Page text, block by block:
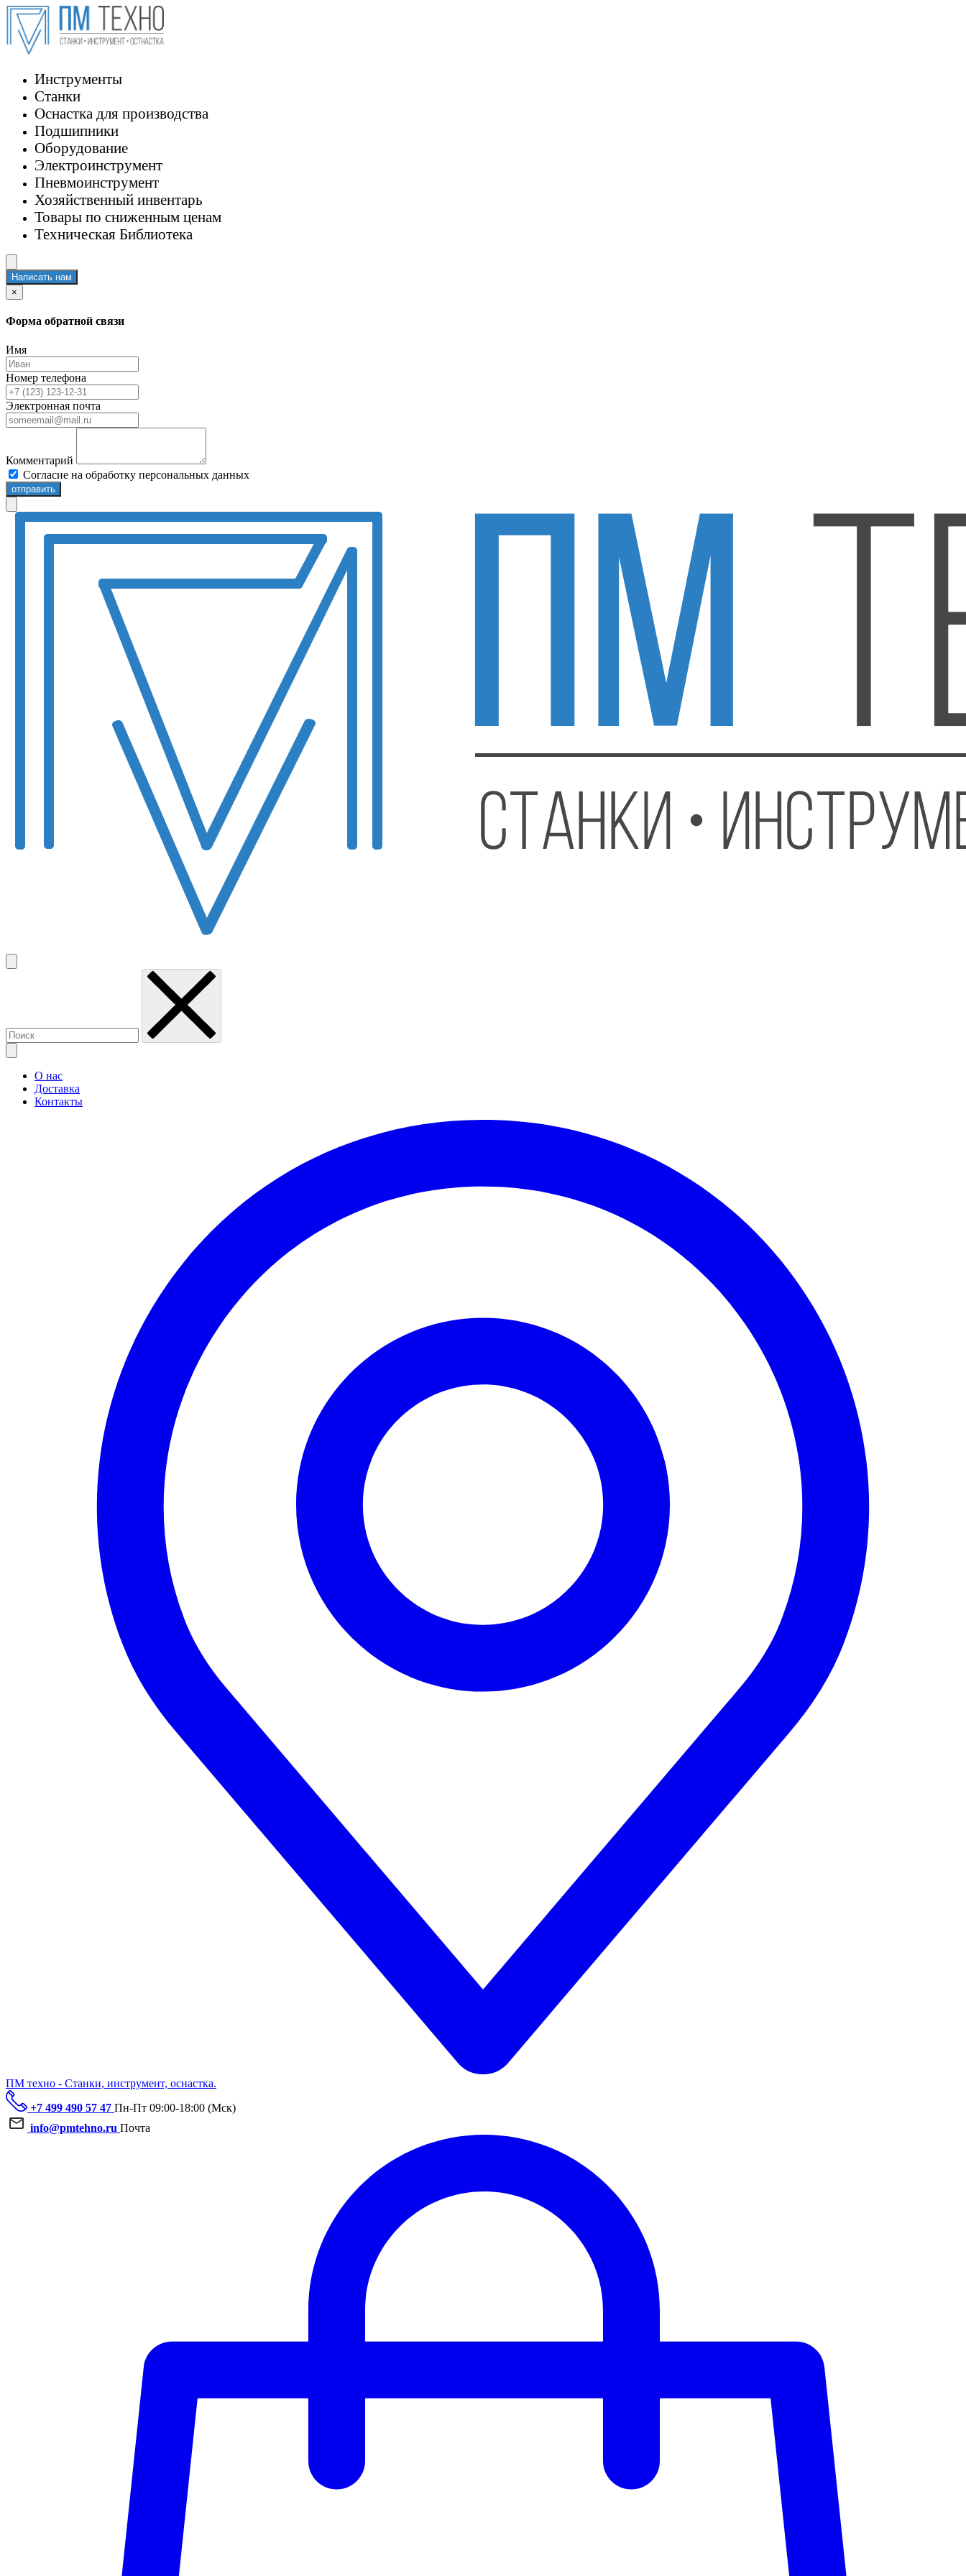
Инструменты
Станки
Оснастка для производства
Подшипники
Оборудование
Электроинструмент
Пневмоинструмент
Хозяйственный инвентарь
Товары по сниженным ценам
Техническая Библиотека
Написать нам
×
Форма обратной связи
Имя
Номер телефона
Электронная почта
Комментарий
Согласие на обработку персональных данных
отправить
О нас
Доставка
Контакты
ПМ техно - Станки, инструмент, оснастка.
+7 499 490 57 47 Пн-Пт 09:00-18:00 (Мск)
info@pmtehno.ru Почта